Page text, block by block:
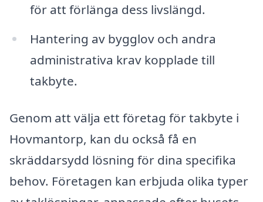
för att förlänga dess livslängd.
Hantering av bygglov och andra
administrativa krav kopplade till
takbyte.
Genom att välja ett företag för takbyte i
Hovmantorp, kan du också få en
skräddarsydd lösning för dina specifika
behov. Företagen kan erbjuda olika typer